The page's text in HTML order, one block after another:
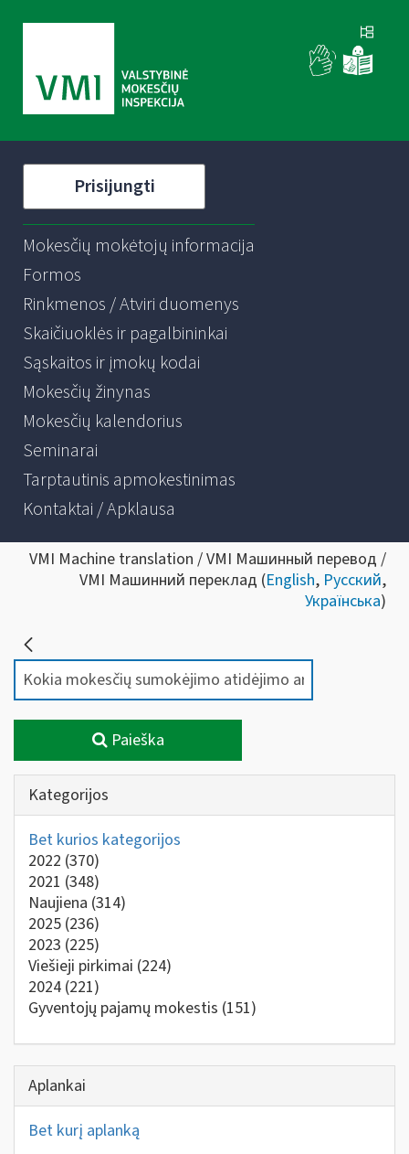
Prisijungti
Mokesčių mokėtojų informacija
Formos
Rinkmenos / Atviri duomenys
Skaičiuoklės ir pagalbininkai
Sąskaitos ir įmokų kodai
Mokesčių žinynas
Mokesčių kalendorius
Seminarai
Tarptautinis apmokestinimas
Kontaktai / Apklausa
VMI Machine translation / VMI Машинный перевод /
VMI Машинний переклад (English, Русский,
Українська)
Paieška
Kategorijos
Bet kurios kategorijos
2022 (370)
2021 (348)
Naujiena (314)
2025 (236)
2023 (225)
Viešieji pirkimai (224)
2024 (221)
Gyventojų pajamų mokestis (151)
Aplankai
Bet kurį aplanką